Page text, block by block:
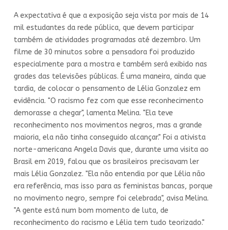
A expectativa é que a exposição seja vista por mais de 14
mil estudantes da rede pública, que devem participar
também de atividades programadas até dezembro. Um
filme de 30 minutos sobre a pensadora foi produzido
especialmente para a mostra e também será exibido nas
grades das televisões públicas. É uma maneira, ainda que
tardia, de colocar o pensamento de Lélia Gonzalez em
evidência. "O racismo fez com que esse reconhecimento
demorasse a chegar", lamenta Melina. "Ela teve
reconhecimento nos movimentos negros, mas a grande
maioria, ela não tinha conseguido alcançar." Foi a ativista
norte-americana Angela Davis que, durante uma visita ao
Brasil em 2019, falou que os brasileiros precisavam ler
mais Lélia Gonzalez. "Ela não entendia por que Lélia não
era referência, mas isso para as feministas bancas, porque
no movimento negro, sempre foi celebrada", avisa Melina.
"A gente está num bom momento de luta, de
reconhecimento do racismo e Lélia tem tudo teorizado."